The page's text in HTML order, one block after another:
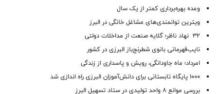
وعده بهره‌برداری کمتر از یک سال
ویترین توانمندی‌های مشاغل خانگی در البرز
۳۲ نهاد ناظر؛ گلایه صنعت از مداخلات دولتی
نایب‌قهرمانی بانوی شطرنج‌باز البرزی در کشور
امرداد؛ ماه جاودانگی، رویش و پاسداری از زندگی
۱۰۰۰ پایگاه تابستانی برای دانش‌آموزان البرزی راه اندازی شد
بررسی موانع ۸ واحد تولیدی در ستاد تسهیل البرز